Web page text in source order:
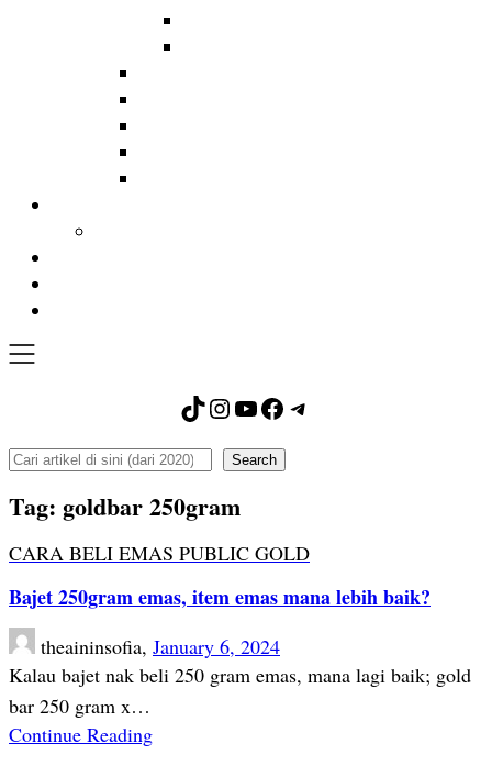
TikTok
Instagram
YouTube
Facebook
Telegram
Search Search
Tag: goldbar 250gram
CARA BELI EMAS PUBLIC GOLD
Bajet 250gram emas, item emas mana lebih baik?
theaininsofia, January 6, 2024
Kalau bajet nak beli 250 gram emas, mana lagi baik; gold
bar 250 gram x…
Continue Reading